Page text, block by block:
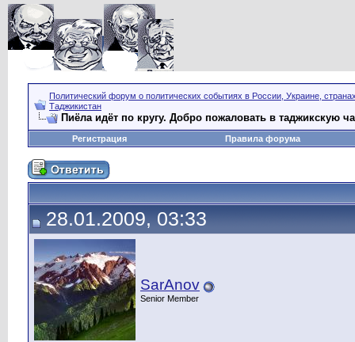
Политический форум о политических событиях в России, Украине,
Таджикистан
Пиёла идёт по кругу. Добро пожаловать в таджикскую
Регистрация Правила форума
28.01.2009, 03:33
SarAnov
Senior Member